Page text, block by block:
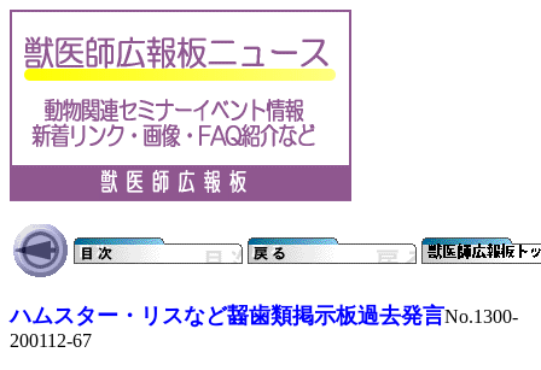
ハムスター・リスなど齧歯類掲示板過去発言No.1300-
200112-67